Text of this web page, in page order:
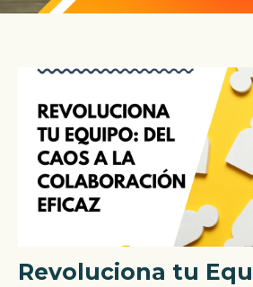
Revoluciona tu